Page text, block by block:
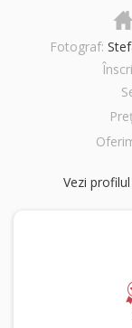
Fotograf:
Vezi